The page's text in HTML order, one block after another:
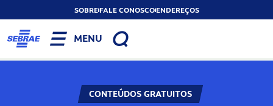
SOBREFALE CONOSCOENDEREÇOS
MENU
CONTEÚDOS GRATUITOS